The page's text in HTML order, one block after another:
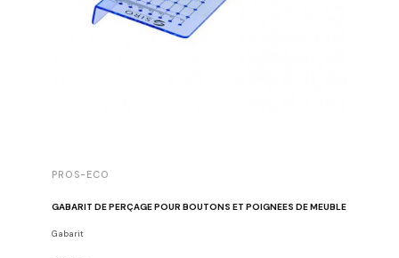
PROS-ECO
GABARIT DE PERÇAGE POUR BOUTONS ET POIGNÉES DE MEUBLE
Gabarit